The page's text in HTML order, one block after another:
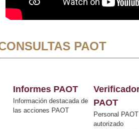
PAOT
Informes PAOT
Información destacada de
las acciones PAOT
PAOT
Personal PAOT
autorizado